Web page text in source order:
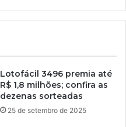
Lotofácil 3496 premia até
R$ 1,8 milhões; confira as
dezenas sorteadas
25 de setembro de 2025